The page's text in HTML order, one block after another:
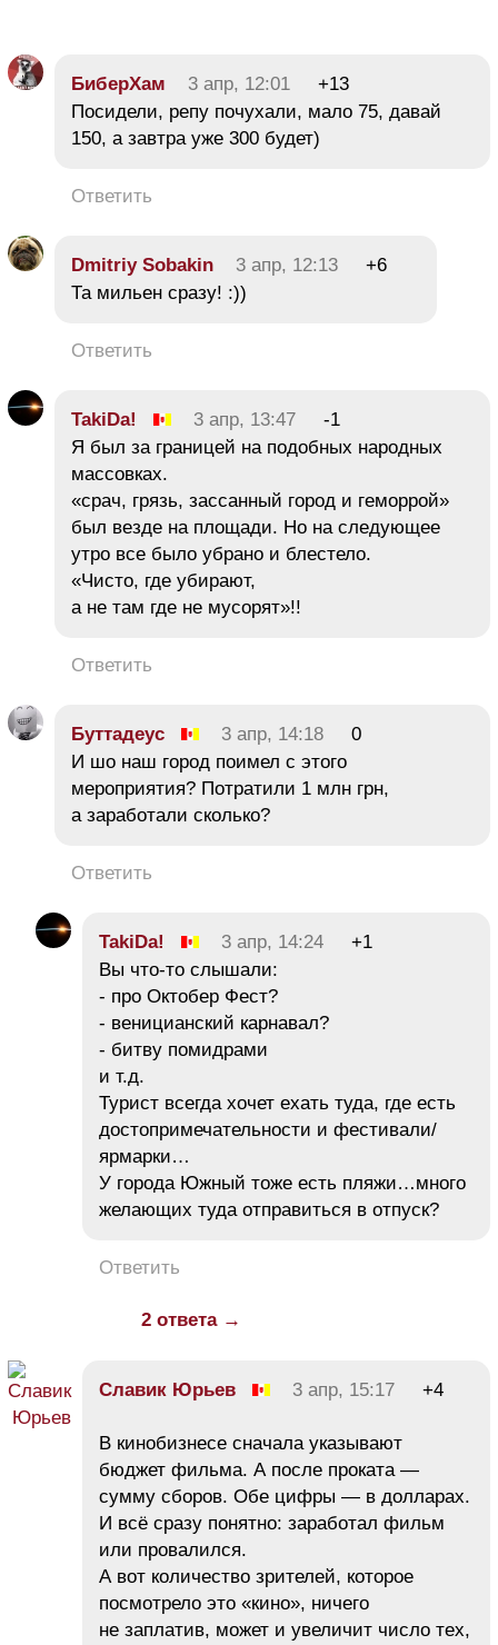
БиберХам 3 апр, 12:01
+13
Посидели, репу почухали, мало 75, давай
150, а завтра уже 300 будет)
Ответить
Dmitriy Sobakin 3 апр, 12:13
+6
Та мильен сразу! :))
Ответить
TakiDa! 3 апр, 13:47
-1
Я был за границей на подобных народных
массовках.
«срач, грязь, зассанный город и геморрой»
был везде на площади. Но на следующее
утро все было убрано и блестело.
«Чисто, где убирают,
а не там где не мусорят»!!
Ответить
Буттадеус 3 апр, 14:18
0
И шо наш город поимел с этого
мероприятия? Потратили 1 млн грн,
а заработали сколько?
Ответить
TakiDa! 3 апр, 14:24
+1
Вы что-то слышали:
- про Октобер Фест?
- веницианский карнавал?
- битву помидрами
и т.д.
Турист всегда хочет ехать туда, где есть
достопримечательности и фестивали/
ярмарки…
У города Южный тоже есть пляжи…много
желающих туда отправиться в отпуск?
Ответить
2 ответа →
Славик Юрьев 3 апр, 15:17 +4
В кинобизнесе сначала указывают
бюджет фильма. А после проката —
сумму сборов. Обе цифры — в долларах.
И всё сразу понятно: заработал фильм
или провалился.
А вот количество зрителей, которое
посмотрело это «кино», ничего
не заплатив, может и увеличит число тех,